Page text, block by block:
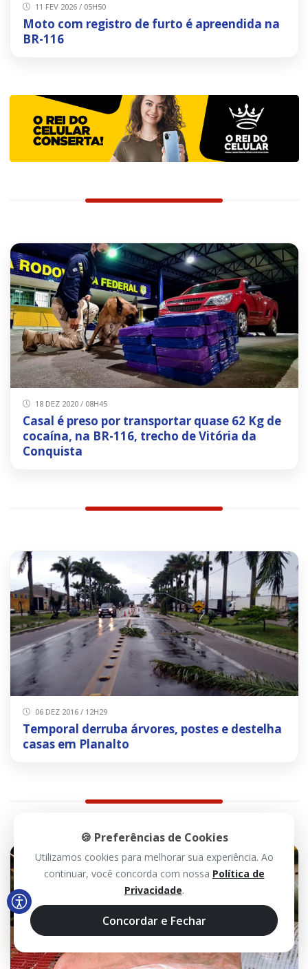
11 FEV 2026 / 05H50
Moto com registro de furto é apreendida na
BR-116
18 DEZ 2020 / 08H45
Casal é preso por transportar quase 62 Kg de
cocaína, na BR-116, trecho de Vitória da
Conquista
06 DEZ 2016 / 12H29
Temporal derruba árvores, postes e destelha
casas em Planalto
🍪 Preferências de Cookies
Utilizamos cookies para melhorar sua experiência. Ao
continuar, você concorda com nossa Política de
Privacidade.
Concordar e Fechar